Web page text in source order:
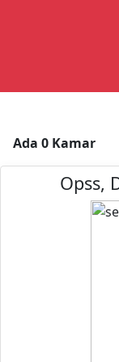
Ada 0 Kamar
Opss,